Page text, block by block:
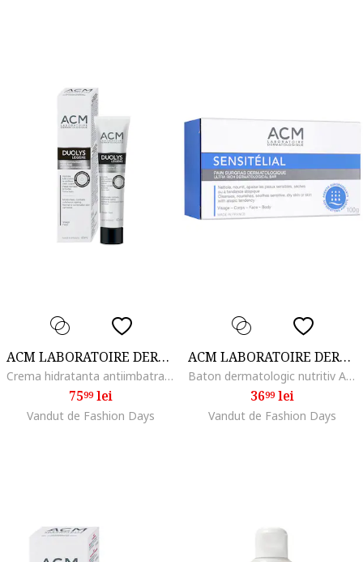
ACM LABORATOIRE DERMATOLOGIQUE
Crema hidratanta antiimbatranire ACM Duolys, 40 ml, Mixt/Normal
7599lei
Vandut de Fashion Days
ACM LABORATOIRE DERMATOLOGIQUE
Baton dermatologic nutritiv ACM Sensitelial, 100 g
3699lei
Vandut de Fashion Days